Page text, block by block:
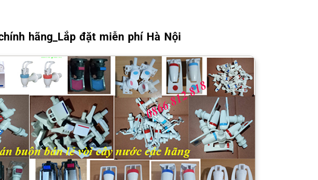
hãng_Lắp đặt miễn phí Hà Nội